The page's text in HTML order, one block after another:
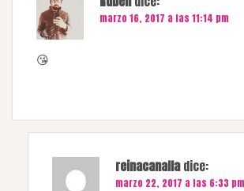
marzo 16, 2017 a las 11:14 pm
😘
reinacanalla dice:
marzo 22, 2017 a las 6:33 pm